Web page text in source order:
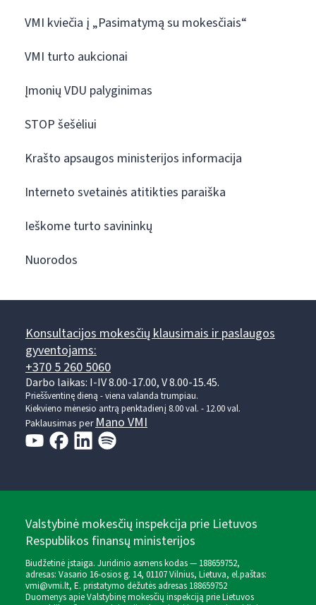
VMI kviečia į „Pasimatymą su mokesčiais“
VMI turto aukcionai
Įmonių VDU palyginimas
STOP šešėliui
Krašto apsaugos ministerijos informacija
Interneto svetainės atitikties paraiška
Ieškome turto savininkų
Nuorodos
Konsultacijos mokesčių klausimais ir paslaugos
gyventojams:
+370 5 260 5060
Darbo laikas: I-IV 8.00-17.00, V 8.00-15.45.
Prieššventinę dieną - viena valanda trumpiau.
Kiekvieno mėnesio antrą penktadienį 8.00 val. - 12.00 val.
Paklausimas perMano VMI
Valstybinė mokesčių inspekcija prie Lietuvos
Respublikos finansų ministerijos
Biudžetinė įstaiga. Juridinio asmens kodas — 188659752,
adresas: Vasario 16-osios g. 14, 01107 Vilnius, Lietuva, el.paštas:
vmi@vmi.lt, E. pristatymo dėžutės adresas 188659752
Duomenys apie Valstybinę mokesčių inspekciją prie Lietuvos